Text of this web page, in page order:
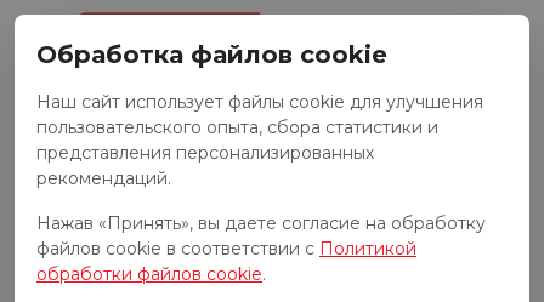
Запчасти к тракторам
Запчасти к грузовым автомобилям
Обработка файлов cookie
Наш сайт использует файлы cookie для улучшения
пользовательского опыта, сбора статистики и
представления персонализированных
рекомендаций.
Нажав «Принять», вы даете согласие на обработку
файлов cookie в соответствии с Политикой
обработки файлов cookie.